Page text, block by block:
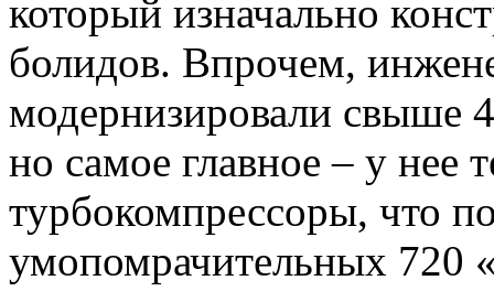
который изначально
болидов. Впрочем,
модернизировали свыше
но самое главное – у нее
турбокомпрессоры, что
умопомрачительных 720